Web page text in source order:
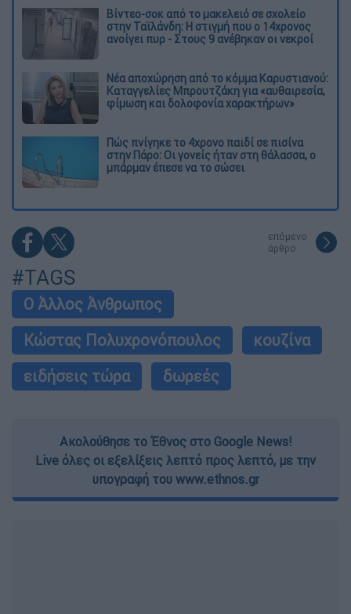
Βίντεο-σοκ από το μακελειό σε σχολείο
στην Ταϊλάνδη: Η στιγμή που ο 14χρονος
ανοίγει πυρ - Στους 9 ανέβηκαν οι νεκροί
Νέα αποχώρηση από το κόμμα Καρυστιανού:
Καταγγελίες Μπρουτζάκη για «αυθαιρεσία,
φίμωση και δολοφονία χαρακτήρων»
Πώς πνίγηκε το 4χρονο παιδί σε πισίνα
στην Πάρο: Οι γονείς ήταν στη θάλασσα, ο
μπάρμαν έπεσε να το σώσει
επόμενο
άρθρο
#TAGS
Ο Άλλος Άνθρωπος
Κώστας Πολυχρονόπουλος
κουζίνα
ειδήσεις τώρα
δωρεές
Ακολούθησε το Έθνος στο Google News!
Live όλες οι εξελίξεις λεπτό προς λεπτό, με την
υπογραφή του www.ethnos.gr